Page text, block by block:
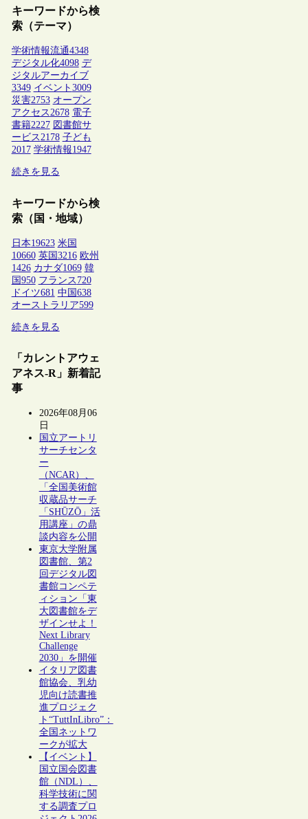
キーワードから検
索（テーマ）
学術情報流通4348
デジタル化4098 デ
ジタルアーカイブ
3349 イベント 3009
災害2753 オープン
アクセス2678 電子
書籍2227 図書館サ
ービス2178 子ども
2017 学術情報1947
続きを見る
キーワードから検
索（国・地域）
日本19623 米国
10660 英国 3216 欧州
1426 カナダ1069 韓
国 950 フランス 720
ドイツ681 中国 638
オーストラリア599
続きを見る
「カレントアウェ
アネス-R」新着記
事
2026年08月06
日
国立アートリ
サーチセンタ
ー
（NCAR）、
「全国美術館
収蔵品サーチ
「SHŪZŌ」活
用講座」の鼎
談内容を公開
東京大学附属
図書館、第2
回デジタル図
書館コンペテ
ィション「東
大図書館をデ
ザインせよ！
Next Library
Challenge
2030」を開催
イタリア図書
館協会、乳幼
児向け読書推
進プロジェク
ト“TuttInLibro”：
全国ネットワ
ークが拡大
【イベント】
国立国会図書
館（NDL）、
科学技術に関
する調査プロ